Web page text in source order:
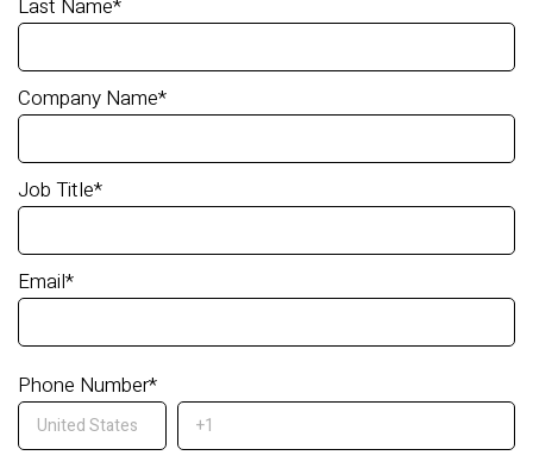
Last Name*
Company Name*
Job Title*
Email*
Phone Number*